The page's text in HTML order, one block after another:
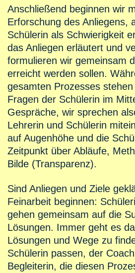
Anschließend beginnen wir
Erforschung des Anliegens,
Schülerin als Schwierigkeit
das Anliegen erläutert und
formulieren wir gemeinsam
erreicht werden sollen.
gesamten Prozesses stehen
Fragen der Schülerin im
Gespräche, wir sprechen
Lehrerin und Schülerin
auf Augenhöhe und die
Zeitpunkt über Abläufe,
Bilde (Transparenz).
Sind Anliegen und Ziele
Feinarbeit beginnen:
gehen gemeinsam auf die
Lösungen. Immer geht es
Lösungen und Wege zu
Schülerin passen, der
Begleiterin, die diesen